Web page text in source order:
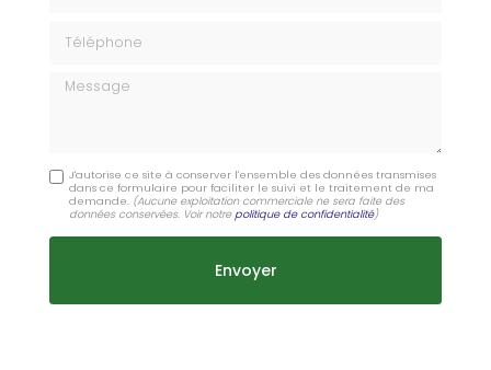
Message
J'autorise ce site à conserver l'ensemble des données transmises
dans ce formulaire pour faciliter le suivi et le traitement de ma
demande. (Aucune exploitation commerciale ne sera faite des
données conservées. Voir notrepolitique de confidentialité)